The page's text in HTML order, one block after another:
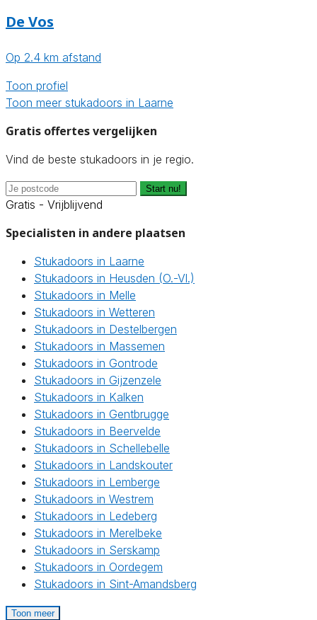
De Vos
Op 2.4 km afstand
Toon profiel
Toon meer stukadoors in Laarne
Gratis offertes vergelijken
Vind de beste stukadoors in je regio.
Start nu!
Gratis - Vrijblijvend
Specialisten in andere plaatsen
Stukadoors in Laarne
Stukadoors in Heusden (O.-Vl.)
Stukadoors in Melle
Stukadoors in Wetteren
Stukadoors in Destelbergen
Stukadoors in Massemen
Stukadoors in Gontrode
Stukadoors in Gijzenzele
Stukadoors in Kalken
Stukadoors in Gentbrugge
Stukadoors in Beervelde
Stukadoors in Schellebelle
Stukadoors in Landskouter
Stukadoors in Lemberge
Stukadoors in Westrem
Stukadoors in Ledeberg
Stukadoors in Merelbeke
Stukadoors in Serskamp
Stukadoors in Oordegem
Stukadoors in Sint-Amandsberg
Toon meer